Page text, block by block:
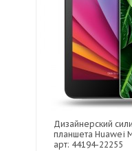
Дизайнерский
планшета Huawei
арт: 44194-22255